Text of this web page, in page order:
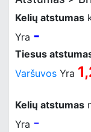
Kelių atstumas
Yra -
Tiesus
Varšuvos Yra
Kelių atstumas
Yra -